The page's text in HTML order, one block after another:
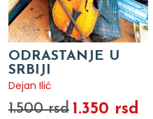
ODRASTANJE U
SRBIJI
Dejan Ilić
1.500 rsd 1.350 rsd